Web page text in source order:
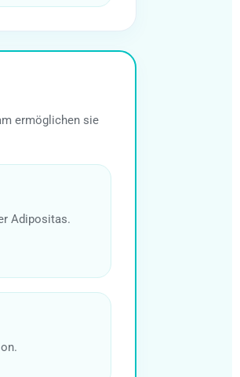
ermöglichen sie
Adipositas.